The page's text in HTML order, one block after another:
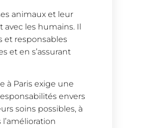
animaux et leur
avec les humains. Il
et responsables
et en s’assurant
à Paris exige une
envers
soins possibles, à